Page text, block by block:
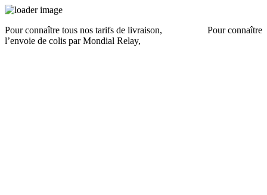
Pour connaître tous nos tarifs de livraison,
Pour connaître
l’envoie de colis par Mondial Relay,